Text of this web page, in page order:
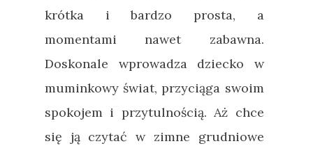
krótka i bardzo prosta, a
momentami nawet zabawna.
Doskonale wprowadza dziecko w
muminkowy świat, przyciąga swoim
spokojem i przytulnością. Aż chce
się ją czytać w zimne grudniowe